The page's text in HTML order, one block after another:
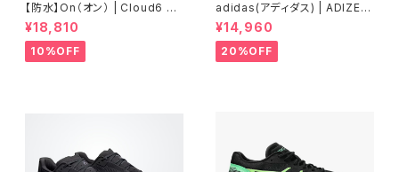
【防水】On（オン） | Cloud6 W
P | Black/Black | Men
¥18,810
10%OFF
adidas(アディダス) | ADIZER
OBOSTON13 | Core White
/ Silver Metallic / Bliss Pin
k | Women
¥14,960
20%OFF